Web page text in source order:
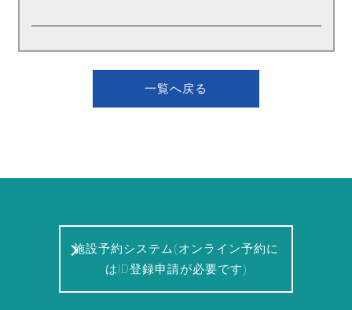
一覧へ戻る
施設予約システム(オンライン予約に
はID登録申請が必要です)